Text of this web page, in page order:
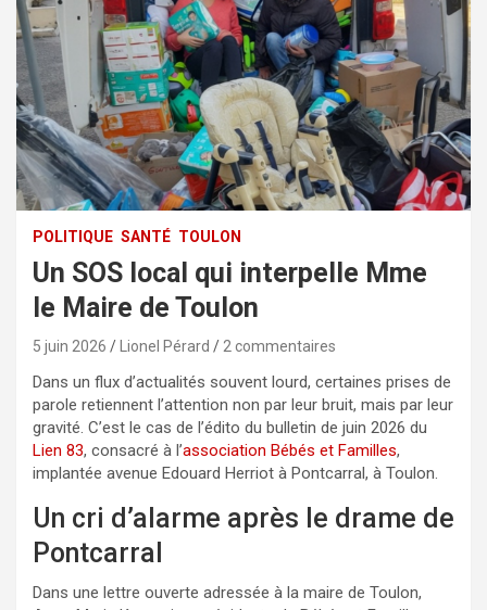
POLITIQUE SANTÉ TOULON
Un SOS local qui interpelle Mme
le Maire de Toulon
5 juin 2026 Lionel Pérard 2 commentaires
Dans un flux d’actualités souvent lourd, certaines prises de
parole retiennent l’attention non par leur bruit, mais par leur
gravité. C’est le cas de l’édito du bulletin de juin 2026 du
Lien 83, consacré à l’association Bébés et Familles,
implantée avenue Edouard Herriot à Pontcarral, à Toulon.
Un cri d’alarme après le drame de
Pontcarral
Dans une lettre ouverte adressée à la maire de Toulon,